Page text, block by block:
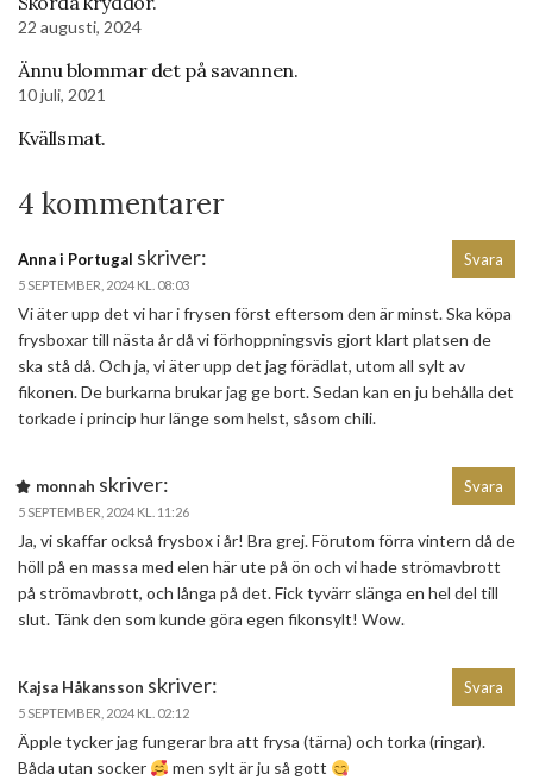
22 augusti, 2024
Ännu blommar det på savannen.
10 juli, 2021
Kvällsmat.
4 kommentarer
Anna i Portugal skriver:
5 SEPTEMBER, 2024 KL. 08:03
Vi äter upp det vi har i frysen först eftersom den är minst. Ska köpa
frysboxar till nästa år då vi förhoppningsvis gjort klart platsen de
ska stå då. Och ja, vi äter upp det jag förädlat, utom all sylt av
fikonen. De burkarna brukar jag ge bort. Sedan kan en ju behålla det
torkade i princip hur länge som helst, såsom chili.
Svara
monnah skriver:
5 SEPTEMBER, 2024 KL. 11:26
Ja, vi skaffar också frysbox i år! Bra grej. Förutom förra vintern då de
höll på en massa med elen här ute på ön och vi hade strömavbrott
på strömavbrott, och långa på det. Fick tyvärr slänga en hel del till
slut. Tänk den som kunde göra egen fikonsylt! Wow.
Svara
Kajsa Håkansson skriver:
5 SEPTEMBER, 2024 KL. 02:12
Äpple tycker jag fungerar bra att frysa (tärna) och torka (ringar).
Båda utan socker
men sylt är ju så gott
Svara